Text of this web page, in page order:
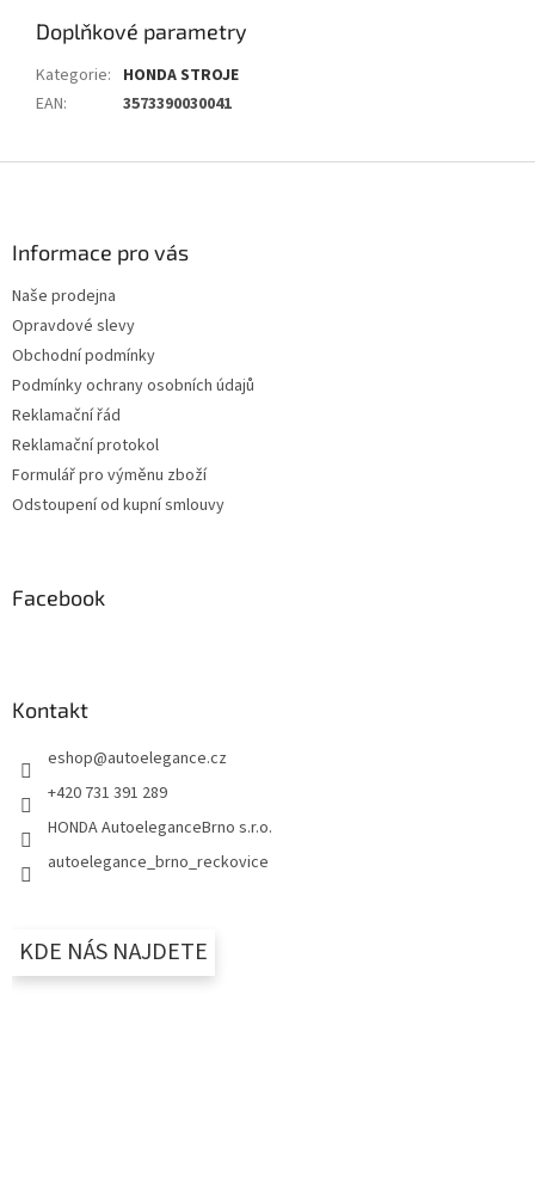
Doplňkové parametry
Kategorie: HONDA STROJE
EAN: 3573390030041
Informace pro vás
Naše prodejna
Opravdové slevy
Obchodní podmínky
Podmínky ochrany osobních údajů
Reklamační řád
Reklamační protokol
Formulář pro výměnu zboží
Odstoupení od kupní smlouvy
Facebook
Kontakt
eshop@autoelegance.cz
+420 731 391 289
HONDA AutoeleganceBrno s.r.o.
autoelegance_brno_reckovice
KDE NÁS NAJDETE